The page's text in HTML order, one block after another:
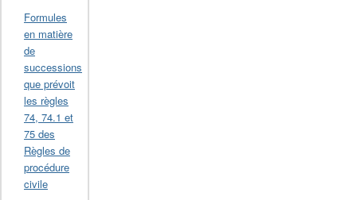
Formules
en matière
de
successions
que prévoit
les règles
74, 74.1 et
75 des
Règles de
procédure
civile